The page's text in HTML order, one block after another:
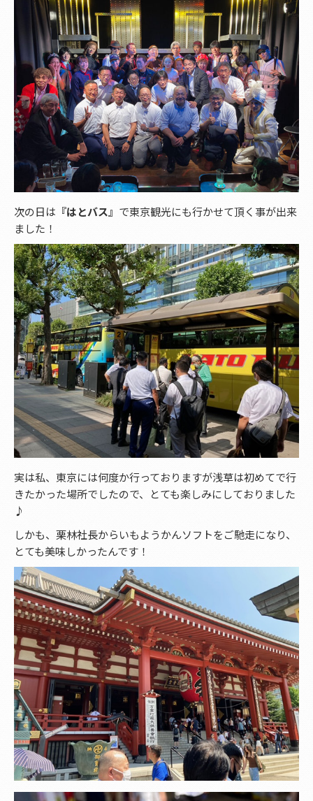
次の日は 『はとバス』 で東京観光にも行かせて頂く事が出来
ました！
実は私、東京には何度か行っておりますが浅草は初めてで行
きたかった場所でしたので、とても楽しみにしておりました
♪
しかも、栗林社長からいもようかんソフトをご馳走になり、
とても美味しかったんです！